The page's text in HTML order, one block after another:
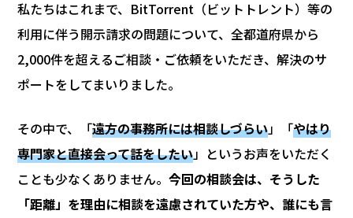
私たちはこれまで、BitTorrent（ビットトレント）等の
利用に伴う開示請求の問題について、全都道府県から
2,000件を超えるご相談・ご依頼をいただき、解決のサ
ポートをしてまいりました。
その中で、「遠方の事務所には相談しづらい」「やはり
専門家と直接会って話をしたい」というお声をいただく
ことも少なくありません。 今回の相談会は、そうした
「距離」を理由に相談を遠慮されていた方や、誰にも言